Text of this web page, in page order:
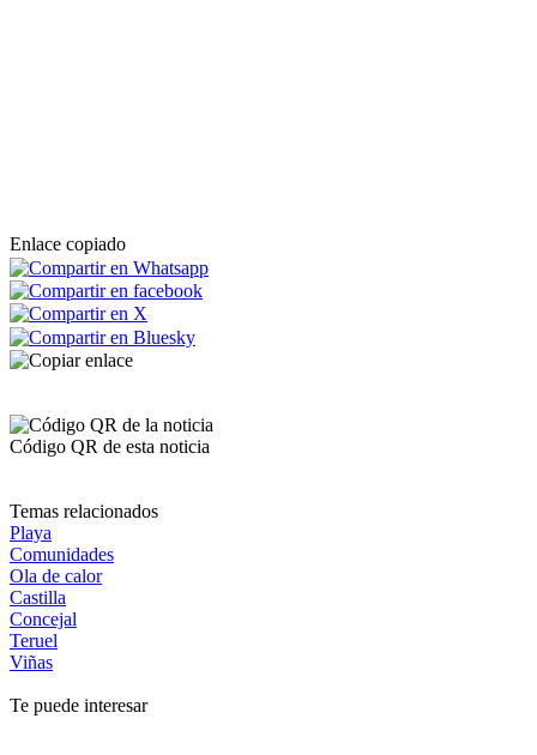
Enlace copiado
Código QR de esta noticia
Temas relacionados
Playa
Comunidades
Ola de calor
Castilla
Concejal
Teruel
Viñas
Te puede interesar